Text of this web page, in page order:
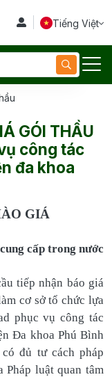
Tiếng Việt
GÓI THẦU
công tác
đa khoa
GIÁ
cấp trong nước
tiếp nhận báo giá
cơ sở tổ chức lựa
phục vụ công tác
Đa khoa Phú Bình
đủ tư cách pháp
Pháp luật quan tâm